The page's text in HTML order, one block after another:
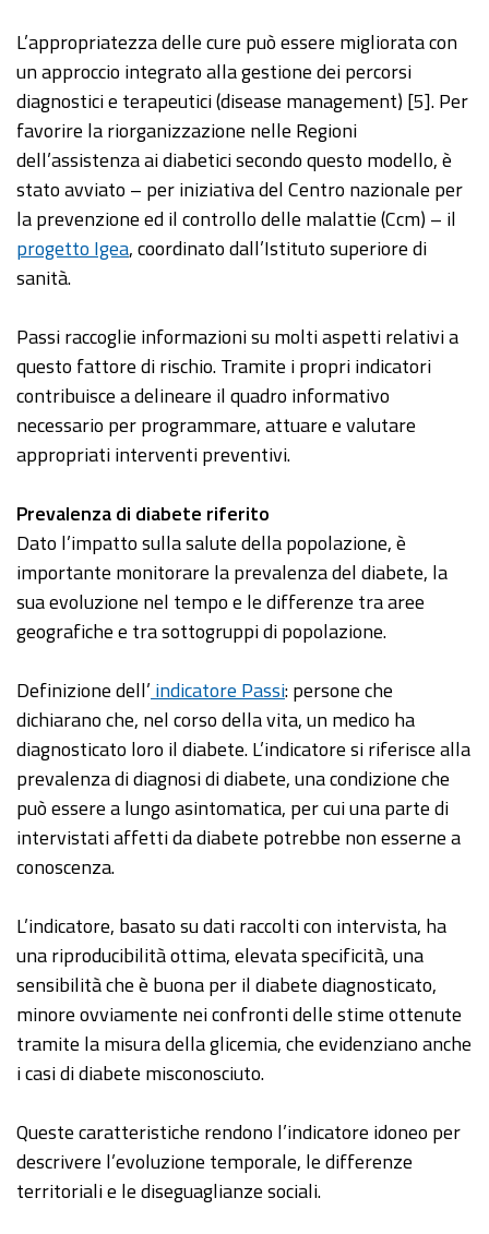
L’appropriatezza delle cure può essere migliorata con
un approccio integrato alla gestione dei percorsi
diagnostici e terapeutici (disease management) [5]. Per
favorire la riorganizzazione nelle Regioni
dell’assistenza ai diabetici secondo questo modello, è
stato avviato – per iniziativa del Centro nazionale per
la prevenzione ed il controllo delle malattie (Ccm) – il
progetto Igea, coordinato dall’Istituto superiore di
sanità.
Passi raccoglie informazioni su molti aspetti relativi a
questo fattore di rischio. Tramite i propri indicatori
contribuisce a delineare il quadro informativo
necessario per programmare, attuare e valutare
appropriati interventi preventivi.
Prevalenza di diabete riferito
Dato l’impatto sulla salute della popolazione, è
importante monitorare la prevalenza del diabete, la
sua evoluzione nel tempo e le differenze tra aree
geografiche e tra sottogruppi di popolazione.
Definizione dell’ indicatore Passi: persone che
dichiarano che, nel corso della vita, un medico ha
diagnosticato loro il diabete. L’indicatore si riferisce alla
prevalenza di diagnosi di diabete, una condizione che
può essere a lungo asintomatica, per cui una parte di
intervistati affetti da diabete potrebbe non esserne a
conoscenza.
L’indicatore, basato su dati raccolti con intervista, ha
una riproducibilità ottima, elevata specificità, una
sensibilità che è buona per il diabete diagnosticato,
minore ovviamente nei confronti delle stime ottenute
tramite la misura della glicemia, che evidenziano anche
i casi di diabete misconosciuto.
Queste caratteristiche rendono l’indicatore idoneo per
descrivere l’evoluzione temporale, le differenze
territoriali e le diseguaglianze sociali.